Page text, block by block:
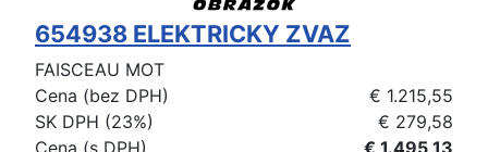
654938 ELEKTRICKY ZVAZ
FAISCEAU MOT
Cena (bez DPH)
€ 1.215,55
SK DPH (23%)
€ 279,58
Cena (s DPH)
€ 1.495,13